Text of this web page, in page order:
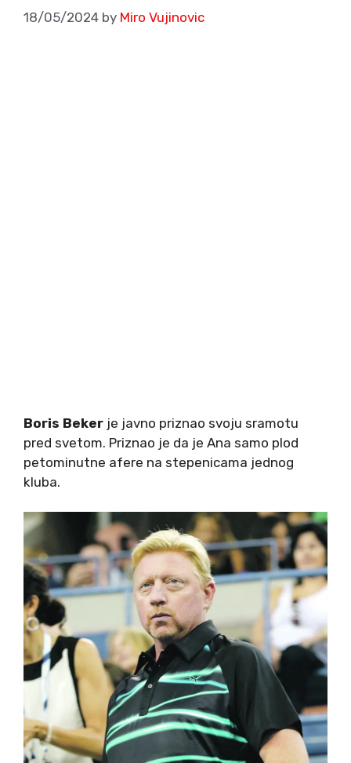
18/05/2024 by Miro Vujinovic
Boris Beker je javno priznao svoju sramotu
pred svetom. Priznao je da je Ana samo plod
petominutne afere na stepenicama jednog
kluba.